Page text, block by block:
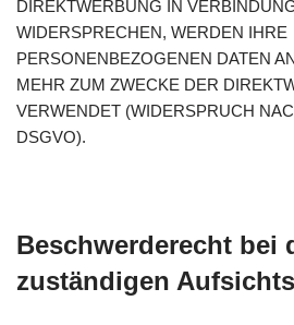
DIREKTWERBUNG IN
WIDERSPRECHEN, WERDEN IHRE
PERSONENBEZOGENEN DATEN
MEHR ZUM ZWECKE DER
VERWENDET (WIDERSPRUCH
DSGVO).
Beschwerde­recht bei
zuständigen